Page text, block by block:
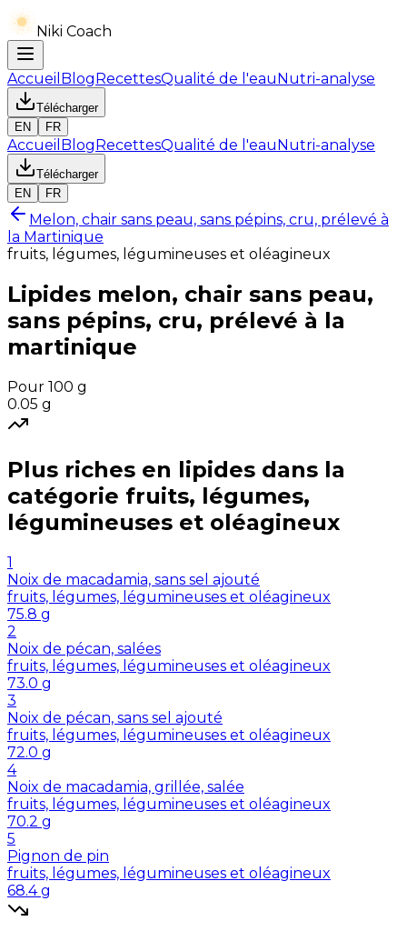
Niki Coach
Accueil BlogRecettesQualité de l'eauNutri-analyse
Télécharger
EN
FR
Accueil BlogRecettesQualité de l'eauNutri-analyse
Télécharger
EN
FR
Melon, chair sans peau, sans pépins, cru, prélevé à
la Martinique
fruits, légumes, légumineuses et oléagineux
Lipides melon, chair sans peau,
sans pépins, cru, prélevé à la
martinique
Pour 100 g
0.05 g
Plus riches en lipides dans la
catégorie fruits, légumes,
légumineuses et oléagineux
1
Noix de macadamia, sans sel ajouté
fruits, légumes, légumineuses et oléagineux
75.8 g
2
Noix de pécan, salées
fruits, légumes, légumineuses et oléagineux
73.0 g
3
Noix de pécan, sans sel ajouté
fruits, légumes, légumineuses et oléagineux
72.0 g
4
Noix de macadamia, grillée, salée
fruits, légumes, légumineuses et oléagineux
70.2 g
5
Pignon de pin
fruits, légumes, légumineuses et oléagineux
68.4 g